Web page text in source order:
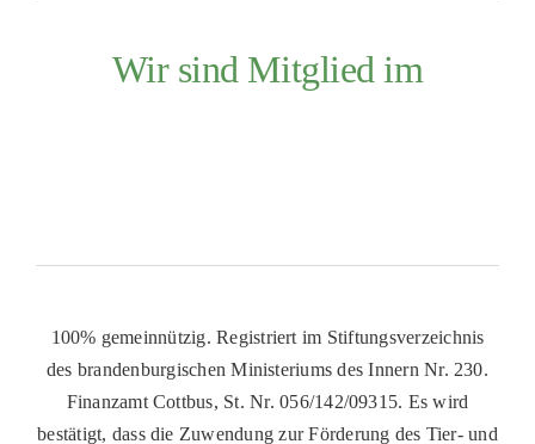
Wir sind Mitglied im
100% gemeinnützig. Registriert im Stiftungsverzeichnis
des brandenburgischen Ministeriums des Innern Nr. 230.
Finanzamt Cottbus, St. Nr. 056/142/09315. Es wird
bestätigt, dass die Zuwendung zur Förderung des Tier- und